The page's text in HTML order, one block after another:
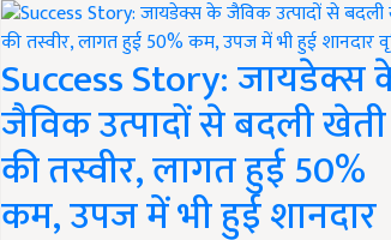
Success Story: जायडेक्स
जैविक उत्पादों से बदली खेती
की तस्वीर, लागत हुई 50%
कम, उपज में भी हुई शानदार